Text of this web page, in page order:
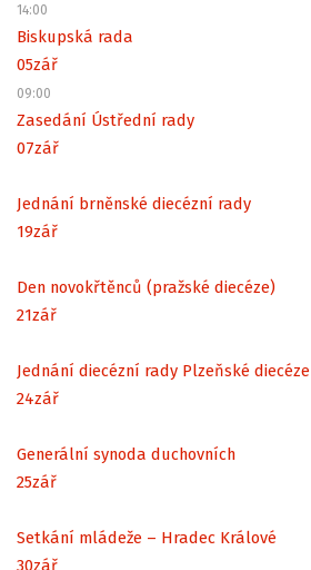
14:00
Biskupská rada
05zář
09:00
Zasedání Ústřední rady
07zář
Jednání brněnské diecézní rady
19zář
Den novokřtěnců (pražské diecéze)
21zář
Jednání diecézní rady Plzeňské diecéze
24zář
Generální synoda duchovních
25zář
Setkání mládeže – Hradec Králové
30zář